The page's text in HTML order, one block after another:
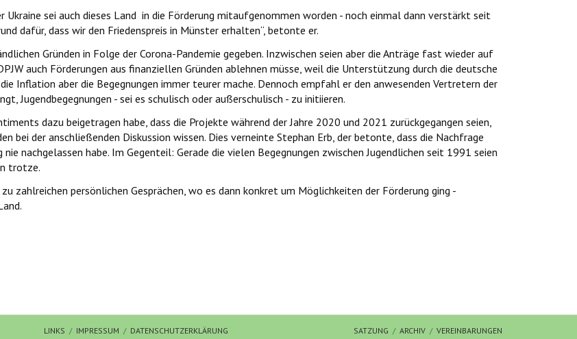
sei auch dieses Land in die Förderung mitaufgenommen worden - noch einmal dann verstärkt seit
dafür, dass wir den Friedenspreis in Münster erhalten“, betonte er.
Gründen in Folge der Corona-Pandemie gegeben. Inzwischen seien aber die Anträge fast wieder auf
auch Förderungen aus finanziellen Gründen ablehnen müsse, weil die Unterstützung durch die deutsche
Inflation aber die Begegnungen immer teurer mache. Dennoch empfahl er den anwesenden Vertretern der
Jugendbegegnungen - sei es schulisch oder außerschulisch - zu initiieren.
dazu beigetragen habe, dass die Projekte während der Jahre 2020 und 2021 zurückgegangen seien,
bei der anschließenden Diskussion wissen. Dies verneinte Stephan Erb, der betonte, dass die Nachfrage
nachgelassen habe. Im Gegenteil: Gerade die vielen Begegnungen zwischen Jugendlichen seit 1991 seien
trotze.
zahlreichen persönlichen Gesprächen, wo es dann konkret um Möglichkeiten der Förderung ging -
des Richeza-Preises mit Ministerpräsident Hendrik Wüst
LINKS IMPRESSUM DATENSCHUTZERKLÄRUNG SATZUNG ARCHIV VEREINBARUNGEN